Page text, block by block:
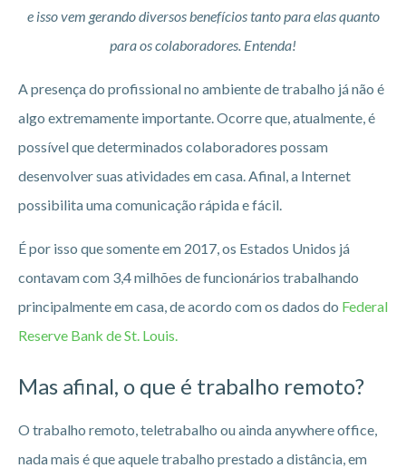
e isso vem gerando diversos benefícios tanto para elas quanto
para os colaboradores. Entenda!
A presença do profissional no ambiente de trabalho já não é
algo extremamente importante. Ocorre que, atualmente, é
possível que determinados colaboradores possam
desenvolver suas atividades em casa. Afinal, a Internet
possibilita uma comunicação rápida e fácil.
É por isso que somente em 2017, os Estados Unidos já
contavam com 3,4 milhões de funcionários trabalhando
principalmente em casa, de acordo com os dados do Federal
Reserve Bank de St. Louis.
Mas afinal, o que é trabalho remoto?
O trabalho remoto, teletrabalho ou ainda anywhere office,
nada mais é que aquele trabalho prestado a distância, em